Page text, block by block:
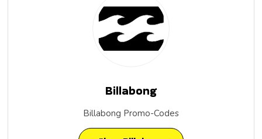
Billabong
Billabong Promo-Codes